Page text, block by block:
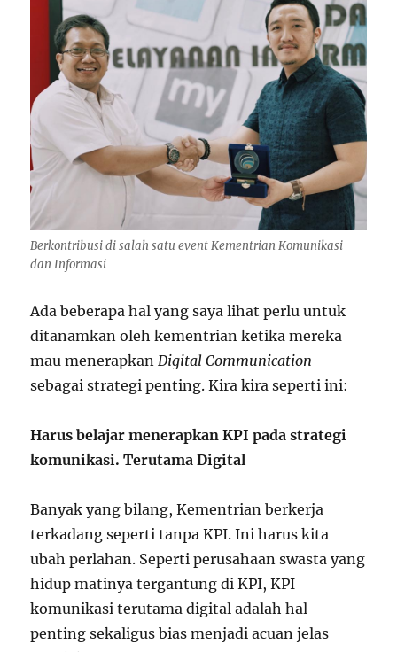
Berkontribusi di salah satu event Kementrian Komunikasi
dan Informasi
Ada beberapa hal yang saya lihat perlu untuk
ditanamkan oleh kementrian ketika mereka
mau menerapkan Digital Communication
sebagai strategi penting. Kira kira seperti ini:
Harus belajar menerapkan KPI pada strategi
komunikasi. Terutama Digital
Banyak yang bilang, Kementrian berkerja
terkadang seperti tanpa KPI. Ini harus kita
ubah perlahan. Seperti perusahaan swasta yang
hidup matinya tergantung di KPI, KPI
komunikasi terutama digital adalah hal
penting sekaligus bias menjadi acuan jelas